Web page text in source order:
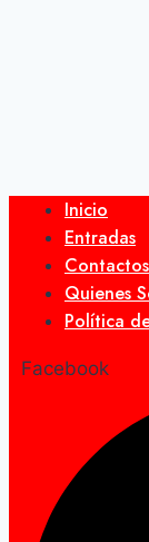
Inicio
Entradas
Contactos
Quienes
Política
Facebook